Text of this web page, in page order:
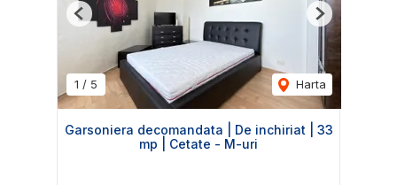
1 / 5 Harta
Previous Next
Garsoniera decomandata | De inchiriat | 33
mp | Cetate - M-uri